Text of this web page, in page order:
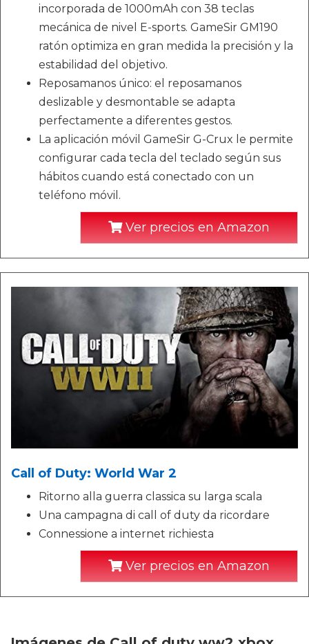
incorporada de 1000mAh con 38 teclas
mecánica de nivel E-sports. GameSir GM190
ratón optimiza en gran medida la precisión y la
estabilidad del objetivo.
Reposamanos único: el reposamanos
deslizable y desmontable se adapta
perfectamente a diferentes gestos.
La aplicación móvil GameSir G-Crux le permite
configurar cada tecla del teclado según sus
hábitos cuando está conectado con un
teléfono móvil.
Ver precios en Amazon
Call of Duty: World War 2
Ritorno alla guerra classica su larga scala
Una campagna di call of duty da ricordare
Connessione a internet richiesta
Ver precios en Amazon